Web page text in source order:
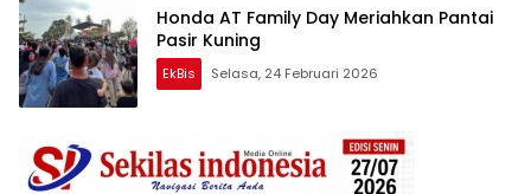
Honda AT Family Day Meriahkan Pantai
Pasir Kuning
EkBis Selasa, 24 Februari 2026